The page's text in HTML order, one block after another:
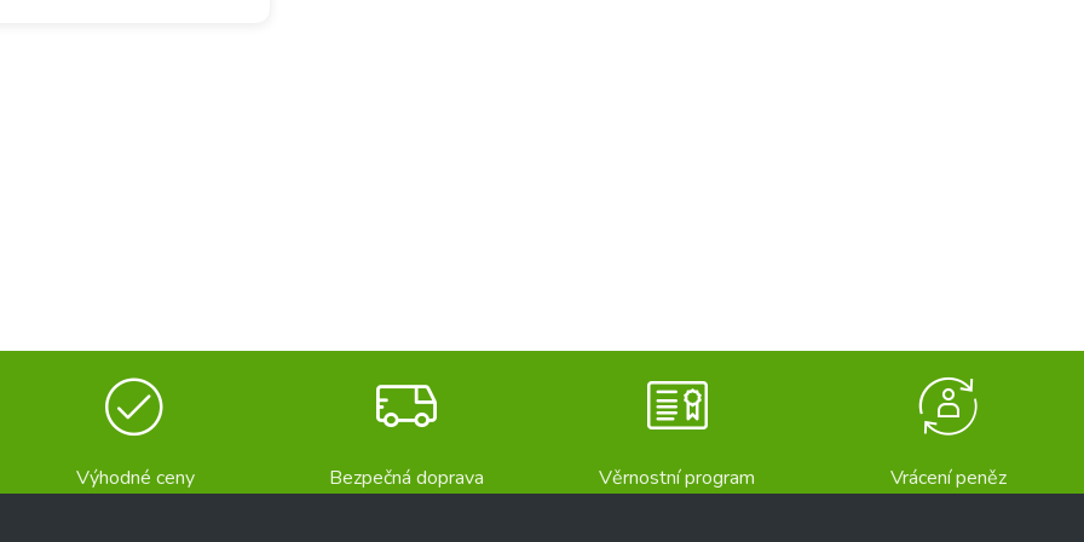
Výhodné ceny Bezpečná doprava Věrnostní program Vrácení peněz